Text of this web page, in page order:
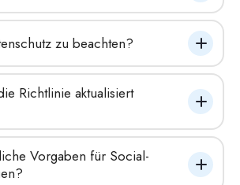
zu beachten?
Richtlinie aktualisiert
Vorgaben für Social-